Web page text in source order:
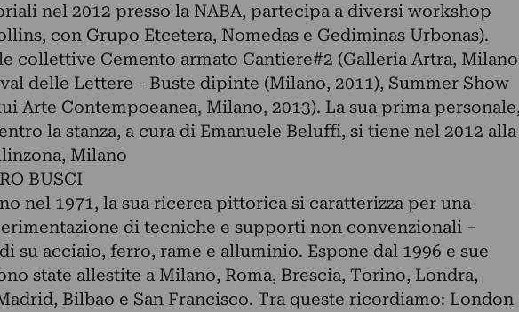
nel 2012 presso la NABA, partecipa a diversi workshop
con Grupo Etcetera, Nomedas e Gediminas Urbonas).
collettive Cemento armato Cantiere#2 (Galleria Artra,
delle Lettere - Buste dipinte (Milano, 2011), Summer Show
Arte Contempoeanea, Milano, 2013). La sua prima
la stanza, a cura di Emanuele Beluffi, si tiene nel 2012 alla
Milano
BUSCI
nel 1971, la sua ricerca pittorica si caratterizza per una
di tecniche e supporti non convenzionali –
su acciaio, ferro, rame e alluminio. Espone dal 1996 e sue
state allestite a Milano, Roma, Brescia, Torino, Londra,
Bilbao e San Francisco. Tra queste ricordiamo: London